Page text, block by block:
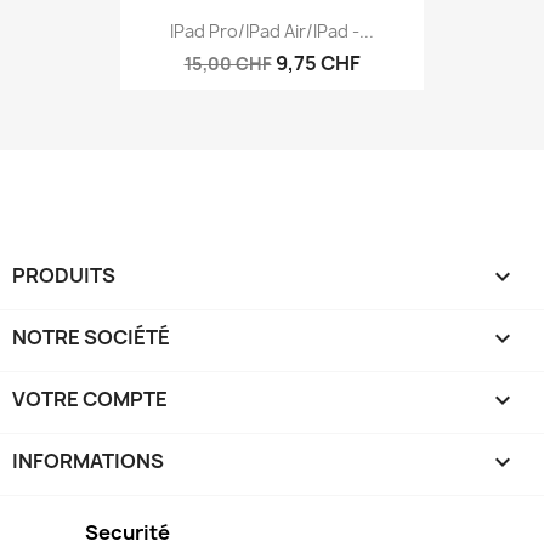
IPad Pro/iPad Air/iPad -...
15,00 CHF 9,75 CHF
PRODUITS 
NOTRE SOCIÉTÉ 
VOTRE COMPTE 
INFORMATIONS keyboard_arrow_down
Securité